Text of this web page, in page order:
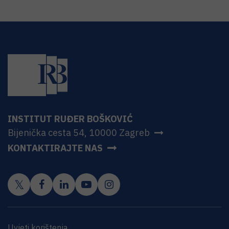
INSTITUT RUĐER BOŠKOVIĆ
Bijenička cesta 54, 10000 Zagreb
KONTAKTIRAJTE NAS